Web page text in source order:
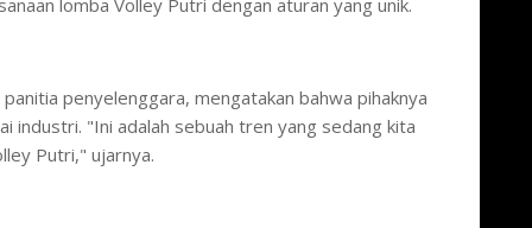
penyelenggara, mengatakan bahwa pihaknya
industri. "Ini adalah sebuah tren yang sedang kita
Putri," ujarnya.